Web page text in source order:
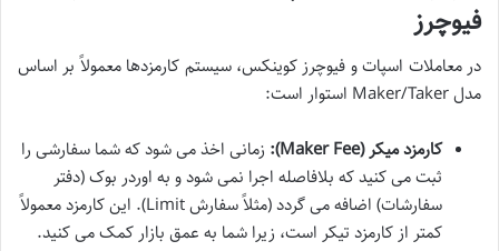
فیوچرز
در معاملات اسپات و فیوچرز کوینکس، سیستم کارمزدها معمولاً بر اساس
مدل Maker/Taker استوار است:
کارمزد میکر (Maker Fee):
زمانی اخذ می شود که شما سفارشی را
ثبت می کنید که بلافاصله اجرا نمی شود و به اوردر بوک (دفتر
سفارشات) اضافه می گردد (مثلاً سفارش Limit). این کارمزد معمولاً
کمتر از کارمزد تیکر است، زیرا شما به عمق بازار کمک می کنید.